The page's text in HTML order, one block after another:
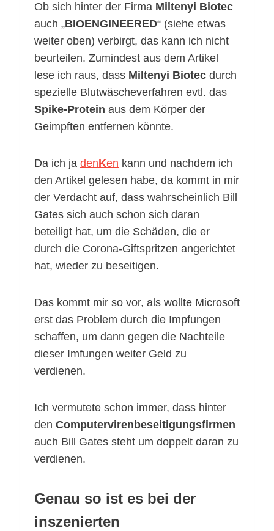
Ob sich hinter der Firma Miltenyi Biotec
auch „BIOENGINEERED“ (siehe etwas
weiter oben) verbirgt, das kann ich nicht
beurteilen. Zumindest aus dem Artikel
lese ich raus, dass Miltenyi Biotec durch
spezielle Blutwäscheverfahren evtl. das
Spike-Protein aus dem Körper der
Geimpften entfernen könnte.
Da ich ja denKen kann und nachdem ich
den Artikel gelesen habe, da kommt in mir
der Verdacht auf, dass wahrscheinlich Bill
Gates sich auch schon sich daran
beteiligt hat, um die Schäden, die er
durch die Corona-Giftspritzen angerichtet
hat, wieder zu beseitigen.
Das kommt mir so vor, als wollte Microsoft
erst das Problem durch die Impfungen
schaffen, um dann gegen die Nachteile
dieser Imfungen weiter Geld zu
verdienen.
Ich vermutete schon immer, dass hinter
den Computervirenbeseitigungsfirmen
auch Bill Gates steht um doppelt daran zu
verdienen.
Genau so ist es bei der
inszenierten